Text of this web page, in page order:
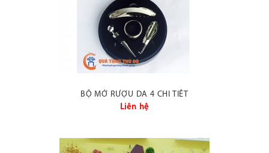
BỘ MỞ RƯỢU DA 4 CHI TIẾT
Liên hệ